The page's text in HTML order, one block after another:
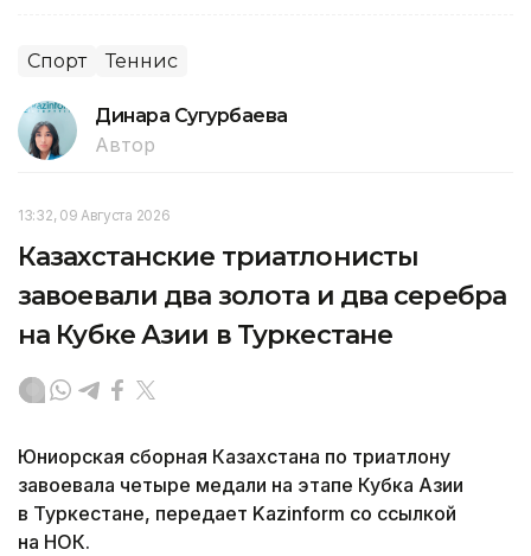
Спорт Теннис
Динара Сугурбаева
Автор
13:32, 09 Августа 2026
Казахстанские триатлонисты
завоевали два золота и два серебра
на Кубке Азии в Туркестане
Юниорская сборная Казахстана по триатлону
завоевала четыре медали на этапе Кубка Азии
в Туркестане, передает Kazinform со ссылкой
на НОК.